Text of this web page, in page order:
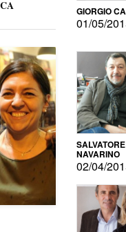
GIORGIO
01/05/
SALVATORE
NAVARINO
02/04/